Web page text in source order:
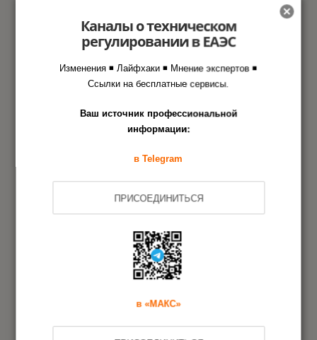
Этапы оформления документа
в Агентстве РСТ
Заявка на сертификацию
Испытания образцов продукции
Оформление сертификата
Дополнительная информация
Каналы о техническом
регулировании в ЕАЭС
Изменения ◾ Лайфхаки ◾ Мнение экспертов ◾
Ссылки на бесплатные сервисы.
Ваш источник профессиональной
информации:
в Telegram
ПРИСОЕДИНИТЬСЯ
в «МАКС»